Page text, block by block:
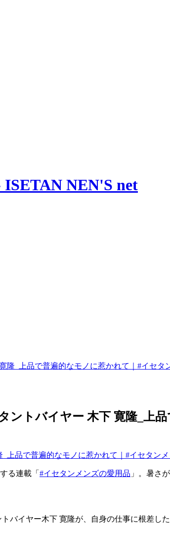
NEN'S net
隆_上品で普遍的なモノに惹かれて｜#イセタ
ントバイヤー 木下 寛隆_上
る連載「 #イセタンメンズの愛用品 」。暑さ
バイヤー木下 寛隆が、自身の仕事に根差し